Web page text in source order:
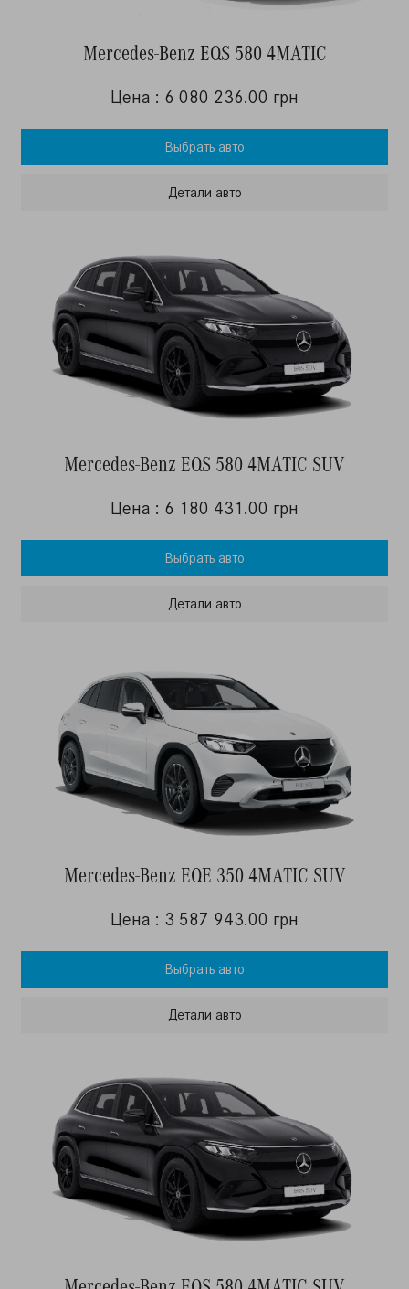
Mercedes-Benz EQS 580 4MATIC
Цена : 6 080 236.00 грн
Выбрать авто
Детали авто
Mercedes-Benz EQS 580 4MATIC SUV
Цена : 6 180 431.00 грн
Выбрать авто
Детали авто
Mercedes-Benz EQE 350 4MATIC SUV
Цена : 3 587 943.00 грн
Выбрать авто
Детали авто